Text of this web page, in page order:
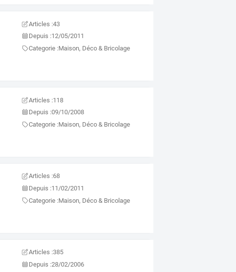
Articles :43
Depuis :12/05/2011
Categorie :Maison, Déco & Bricolage
Articles :118
Depuis :09/10/2008
Categorie :Maison, Déco & Bricolage
Articles :68
Depuis :11/02/2011
Categorie :Maison, Déco & Bricolage
Articles :385
Depuis :28/02/2006